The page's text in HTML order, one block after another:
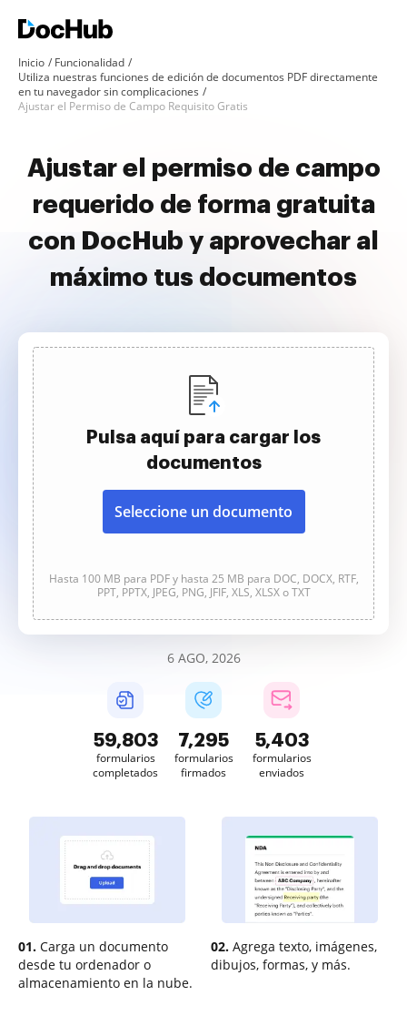
Inicio
Funcionalidad
Utiliza nuestras funciones de edición de documentos PDF directamente
en tu navegador sin complicaciones
Ajustar el Permiso de Campo Requisito Gratis
Ajustar el permiso de campo
requerido de forma gratuita
con DocHub y aprovechar al
máximo tus documentos
Pulsa aquí para cargar los
documentos
Seleccione un documento
Hasta 100 MB para PDF y hasta 25 MB para DOC, DOCX, RTF,
PPT, PPTX, JPEG, PNG, JFIF, XLS, XLSX o TXT
6 AGO, 2026
59,804
formularios
completados
7,295
formularios
firmados
5,403
formularios
enviados
01. Carga un documento
desde tu ordenador o
almacenamiento en la nube.
02. Agrega texto, imágenes,
dibujos, formas, y más.